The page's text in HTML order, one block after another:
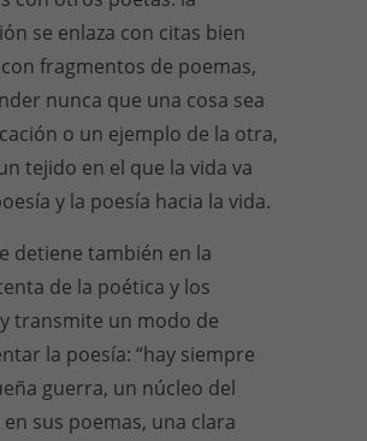
se enlaza con citas bien
fragmentos de poemas,
nunca que una cosa sea
o un ejemplo de la otra,
tejido en el que la vida va
y la poesía hacia la vida.
detiene también en la
de la poética y los
transmite un modo de
la poesía: “hay siempre
guerra, un núcleo del
sus poemas, una clara